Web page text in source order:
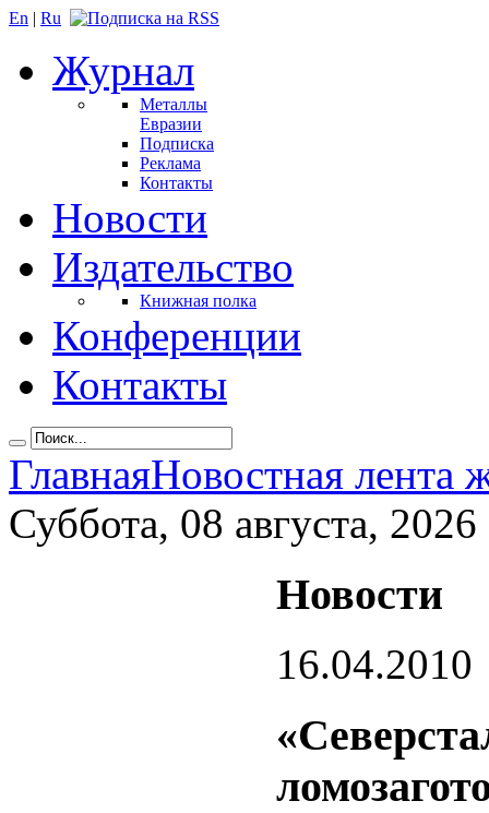
En | Ru
Журнал
Металлы
Евразии
Подписка
Реклама
Контакты
Новости
Издательство
Книжная полка
Конференции
Контакты
ГлавнаяНовостная лента
Суббота, 08 августа, 2026
Новости
16.04.2010